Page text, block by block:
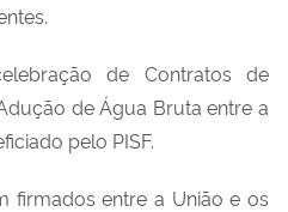
de Contratos de
de Água Bruta entre a
pelo PISF.
firmados entre a União e os